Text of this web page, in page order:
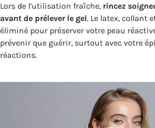
Lors de l’utilisation fraîche, rincez
avant de prélever le gel. Le latex, collant
éliminé pour préserver votre peau
prévenir que guérir, surtout avec votre
réactions.